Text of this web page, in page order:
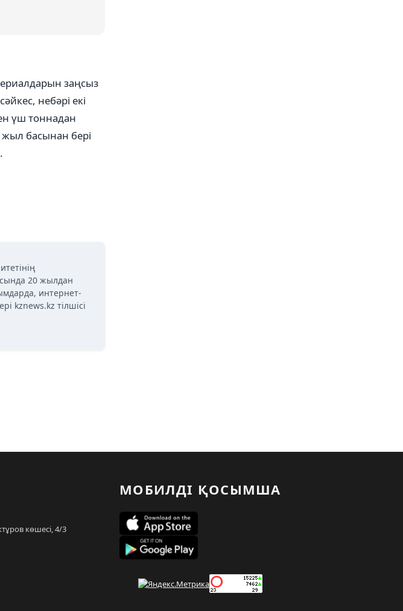
заңсыз
небәрі екі
үш тоннадан
басынан бері
20 жылдан
интернет-
kznews.kz тілшісі
көшесі, 4/3
МОБИЛДІ ҚОСЫМША